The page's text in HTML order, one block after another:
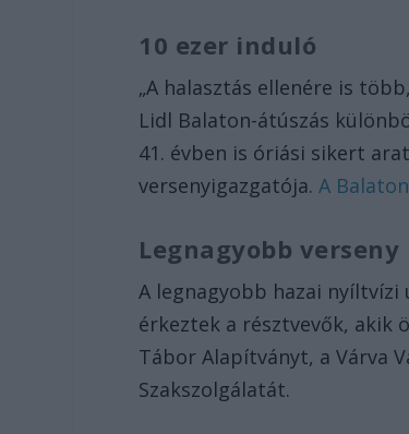
10 ezer induló
„A halasztás ellenére is
Lidl Balaton-átúszás
41. évben is óriási sikert
versenyigazgatója.A
Legnagyobb verseny
A legnagyobb hazai nyíltvízi
érkeztek a résztvevők,
Tábor Alapítványt, a Várva
Szakszolgálatát.